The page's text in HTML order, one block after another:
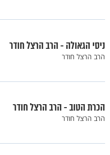
ניסי הגאולה - הרב הרצל חודר
הרב הרצל חודר
הכרת הטוב - הרב הרצל חודר
הרב הרצל חודר